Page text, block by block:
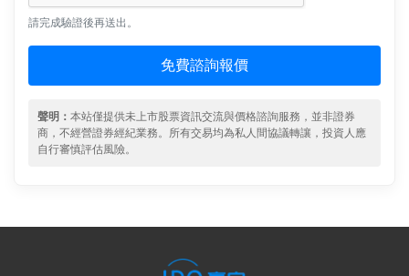
請完成驗證後再送出。
免費諮詢報價
聲明： 本站僅提供未上市股票資訊交流與價格諮詢服務，並非證券
商，不經營證券經紀業務。所有交易均為私人間協議轉讓，投資人應
自行審慎評估風險。